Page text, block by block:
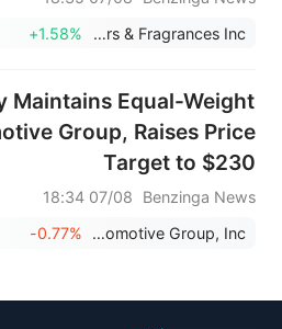
International Flavors & Fragrances Inc.
+1.58%
Maintains Equal-Weight
Group, Raises Price
Target to $230
Benzinga News
07/08 18:34
Asbury Automotive Group, Inc.
-0.77%